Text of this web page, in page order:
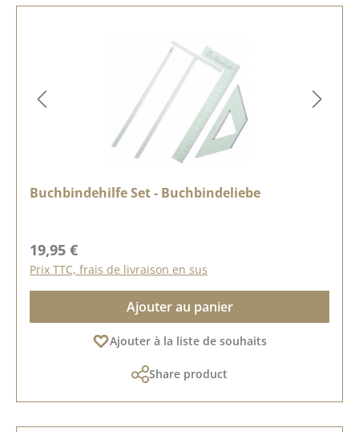
Buchbindehilfe Set - Buchbindeliebe
Prix régulier :
19,95 €
Prix TTC, frais de livraison en sus
Ajouter au panier
Ajouter à la liste de souhaits
Share product